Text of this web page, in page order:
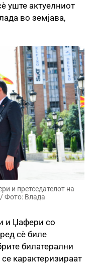
уште актуелниот
во земјава,
и претседателот на
/ Фото: Влада
и Џафери со
сè биле
билатерални
карактеризираат